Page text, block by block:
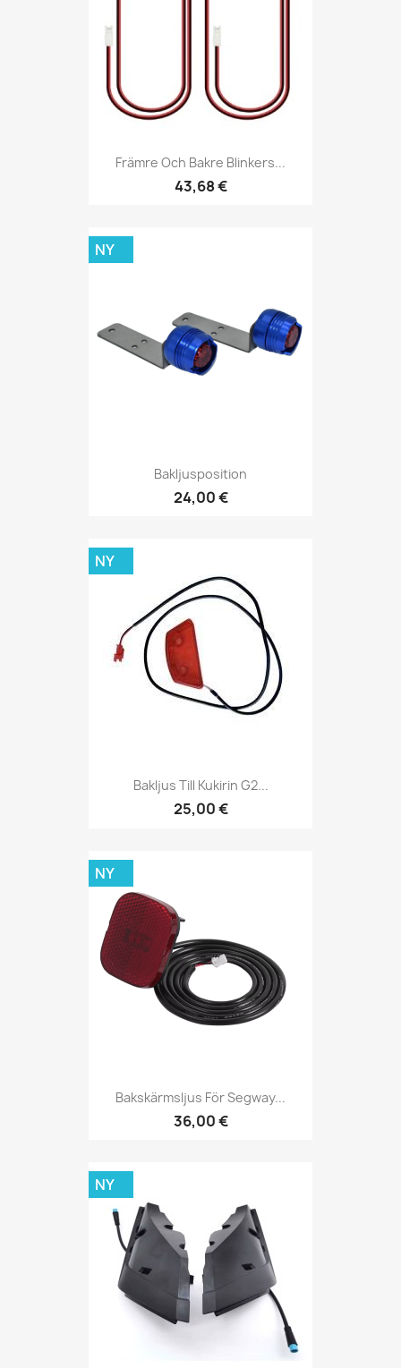
Främre Och Bakre Blinkers...
43,68 €
Bakljusposition
24,00 €
NY
Bakljus Till Kukirin G2...
25,00 €
NY
Bakskärmsljus För Segway...
36,00 €
NY
NY